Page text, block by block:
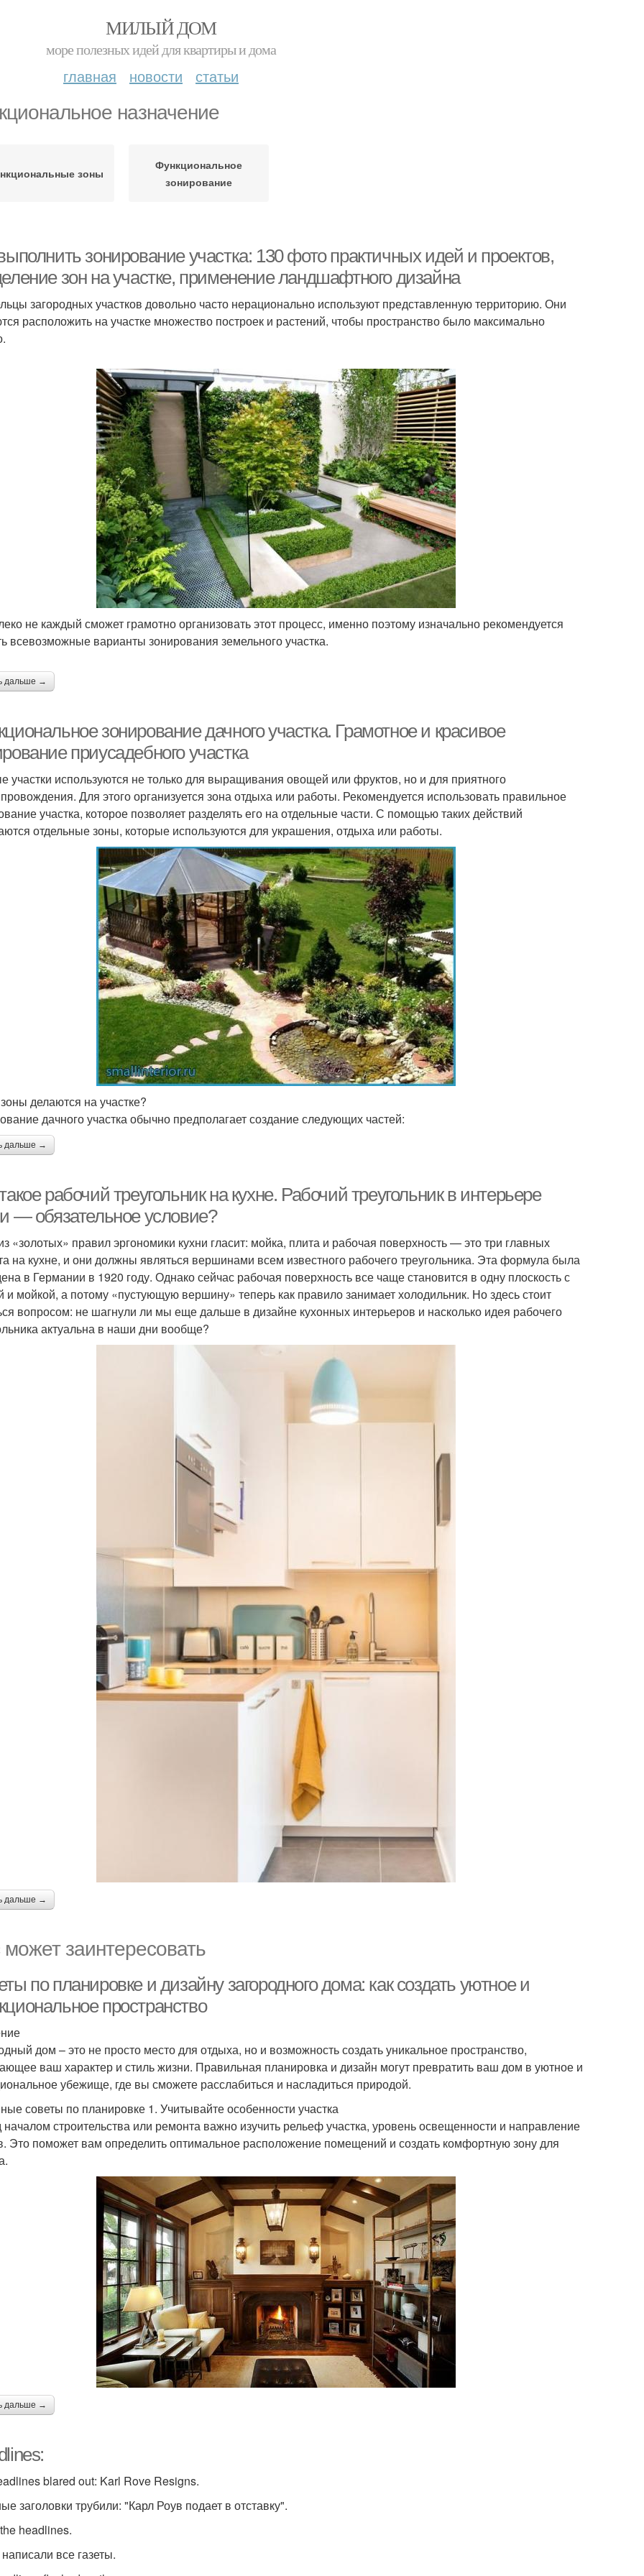
МИЛЫЙ ДОМ
море полезных идей для квартиры и дома
главная новости статьи
назначение
зоны
Функциональное
зонирование
зонирование участка: 130 фото практичных идей и проектов,
зон на участке, применение ландшафтного дизайна
загородных участков довольно часто нерационально используют представленную территорию. Они
расположить на участке множество построек и растений, чтобы пространство было максимально
не каждый сможет грамотно организовать этот процесс, именно поэтому изначально рекомендуется
всевозможные варианты зонирования земельного участка.
дальше →
зонирование дачного участка. Грамотное и красивое
приусадебного участка
участки используются не только для выращивания овощей или фруктов, но и для приятного
Для этого организуется зона отдыха или работы. Рекомендуется использовать правильное
участка, которое позволяет разделять его на отдельные части. С помощью таких действий
отдельные зоны, которые используются для украшения, отдыха или работы.
делаются на участке?
дачного участка обычно предполагает создание следующих частей:
дальше →
рабочий треугольник на кухне. Рабочий треугольник в интерьере
— обязательное условие?
«золотых» правил эргономики кухни гласит: мойка, плита и рабочая поверхность — это три главных
на кухне, и они должны являться вершинами всем известного рабочего треугольника. Эта формула была
в Германии в 1920 году. Однако сейчас рабочая поверхность все чаще становится в одну плоскость с
и мойкой, а потому «пустующую вершину» теперь как правило занимает холодильник. Но здесь стоит
вопросом: не шагнули ли мы еще дальше в дизайне кухонных интерьеров и насколько идея рабочего
актуальна в наши дни вообще?
дальше →
заинтересовать
по планировке и дизайну загородного дома: как создать уютное и
пространство
дом – это не просто место для отдыха, но и возможность создать уникальное пространство,
ваш характер и стиль жизни. Правильная планировка и дизайн могут превратить ваш дом в уютное и
убежище, где вы сможете расслабиться и насладиться природой.
советы по планировке 1. Учитывайте особенности участка
строительства или ремонта важно изучить рельеф участка, уровень освещенности и направление
Это поможет вам определить оптимальное расположение помещений и создать комфортную зону для
дальше →
blared out: Karl Rove Resigns.
заголовки трубили: "Карл Роув подает в отставку".
headlines.
все газеты.